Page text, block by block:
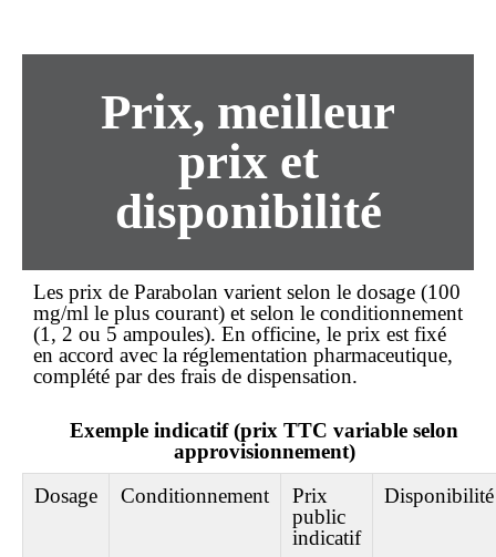
Prix, meilleur
prixet
disponibilité
Les prix de Parabolan varient selon le dosage (100
mg/ml le plus courant) et selon le conditionnement
(1, 2 ou 5 ampoules). En officine, le prix est fixé
en accord avec la réglementation pharmaceutique,
complété par des frais de dispensation.
Exemple indicatif (prix TTC variable selon
approvisionnement)
Dosage
Conditionnement
Prix
public
indicatif
Disponibilité